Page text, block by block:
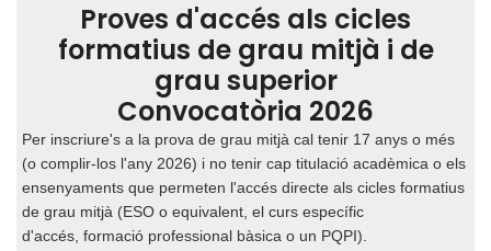
Proves d'accés als cicles
formatius de grau mitjà i de
grau superior
Convocatòria 2026
Per inscriure's a la prova de grau mitjà cal tenir 17 anys o més
(o complir-los l'any 2026) i no tenir cap titulació acadèmica o els
ensenyaments que permeten l'accés directe als cicles formatius
de grau mitjà (ESO o equivalent, el curs específic
d'accés, formació professional bàsica o un PQPI).